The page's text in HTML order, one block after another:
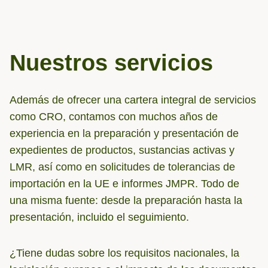
Nuestros servicios
Además de ofrecer una cartera integral de servicios
como CRO, contamos con muchos años de
experiencia en la preparación y presentación de
expedientes de productos, sustancias activas y
LMR, así como en solicitudes de tolerancias de
importación en la UE e informes JMPR. Todo de
una misma fuente: desde la preparación hasta la
presentación, incluido el seguimiento.
¿Tiene dudas sobre los requisitos nacionales, la